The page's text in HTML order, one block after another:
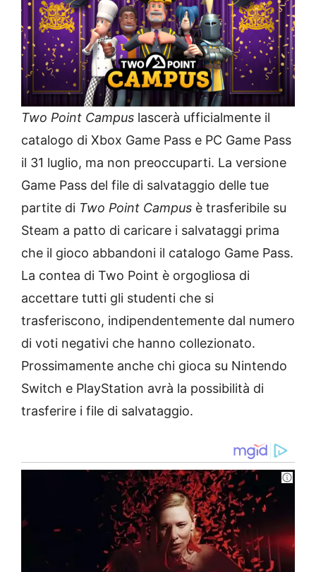
Two Point Campus lascerà ufficialmente il
catalogo di Xbox Game Pass e PC Game Pass
il 31 luglio, ma non preoccuparti. La versione
Game Pass del file di salvataggio delle tue
partite di Two Point Campus è trasferibile su
Steam a patto di caricare i salvataggi prima
che il gioco abbandoni il catalogo Game Pass.
La contea di Two Point è orgogliosa di
accettare tutti gli studenti che si
trasferiscono, indipendentemente dal numero
di voti negativi che hanno collezionato.
Prossimamente anche chi gioca su Nintendo
Switch e PlayStation avrà la possibilità di
trasferire i file di salvataggio.